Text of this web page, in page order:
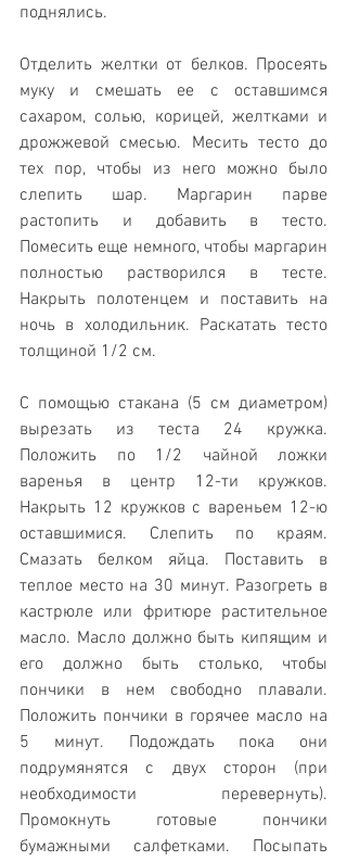
поднялись.
Отделить желтки от белков. Просеять
муку и смешать ее с оставшимся
сахаром, солью, корицей, желтками и
дрожжевой смесью. Месить тесто до
тех пор, чтобы из него можно было
слепить шар. Маргарин парве
растопить и добавить в тесто.
Помесить еще немного, чтобы маргарин
полностью растворился в тесте.
Накрыть полотенцем и поставить на
ночь в холодильник. Раскатать тесто
толщиной 1/2 см.
С помощью стакана (5 см диаметром)
вырезать из теста 24 кружка.
Положить по 1/2 чайной ложки
варенья в центр 12-ти кружков.
Накрыть 12 кружков с вареньем 12-ю
оставшимися. Слепить по краям.
Смазать белком яйца. Поставить в
теплое место на 30 минут. Разогреть в
кастрюле или фритюре растительное
масло. Масло должно быть кипящим и
его должно быть столько, чтобы
пончики в нем свободно плавали.
Положить пончики в горячее масло на
5 минут. Подождать пока они
подрумянятся с двух сторон (при
необходимости перевернуть).
Промокнуть готовые пончики
бумажными салфетками. Посыпать